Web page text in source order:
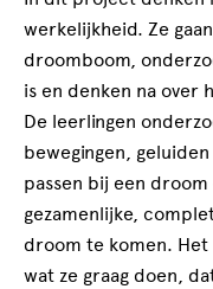
werkelijkheid. Ze
droomboom,
is en denken na over
De leerlingen
bewegingen,
passen bij een
gezamenlijke,
droom te komen.
wat ze graag doen,